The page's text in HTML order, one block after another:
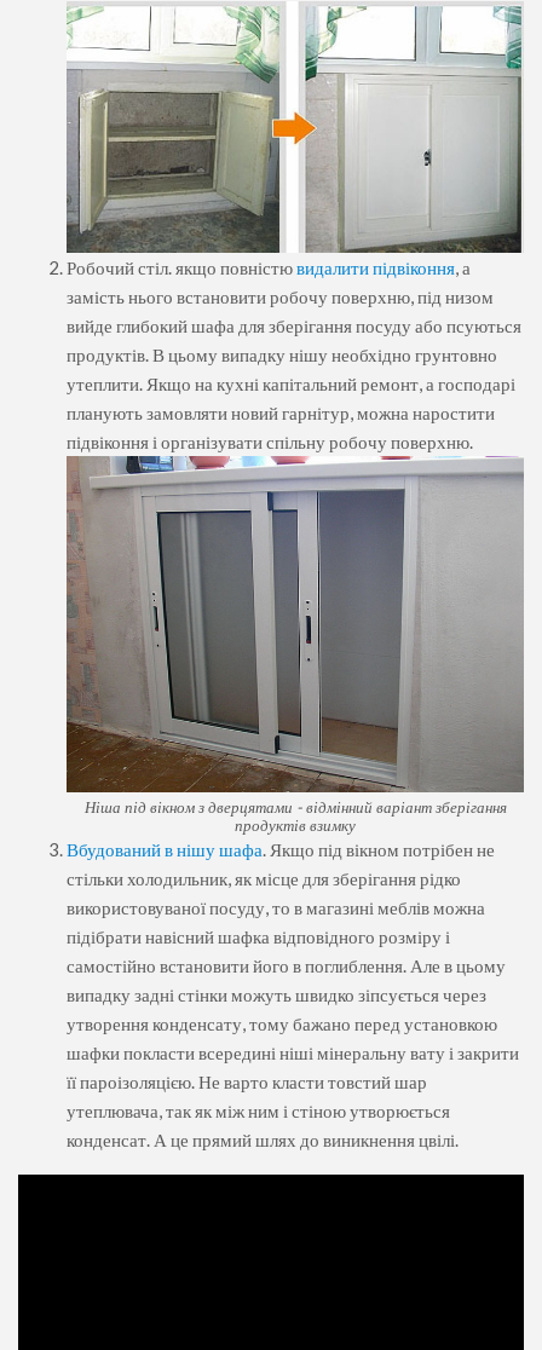
Робочий стіл. якщо повністювидалити підвіконня, а
замість нього встановити робочу поверхню, під низом
вийде глибокий шафа для зберігання посуду або псуються
продуктів. В цьому випадку нішу необхідно грунтовно
утеплити. Якщо на кухні капітальний ремонт, а господарі
планують замовляти новий гарнітур, можна наростити
підвіконня і організувати спільну робочу поверхню.
Ніша під вікном з дверцятами - відмінний варіант зберігання
продуктів взимку
Вбудований в нішу шафа. Якщо під вікном потрібен не
стільки холодильник, як місце для зберігання рідко
використовуваної посуду, то в магазині меблів можна
підібрати навісний шафка відповідного розміру і
самостійно встановити його в поглиблення. Але в цьому
випадку задні стінки можуть швидко зіпсується через
утворення конденсату, тому бажано перед установкою
шафки покласти всередині ніші мінеральну вату і закрити
її пароізоляцією. Не варто класти товстий шар
утеплювача, так як між ним і стіною утворюється
конденсат. А це прямий шлях до виникнення цвілі.